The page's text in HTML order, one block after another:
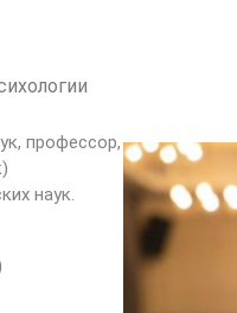
профессор,
наук.